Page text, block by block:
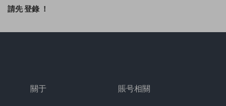
請先登錄 ！
關于 賬号相關